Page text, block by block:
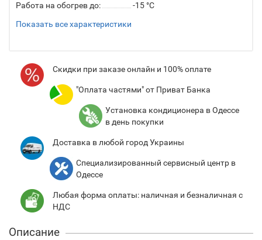
Работа на обогрев до:
-15 °C
Показать все характеристики
Cкидки при заказе онлайн и 100% оплате
"Оплата частями" от Приват Банка
Установка кондиционера в Одессе
в день покупки
Доставка в любой город Украины
Специализированный сервисный центр в
Одессе
Любая форма оплаты: наличная и безналичная с
НДС
Описание